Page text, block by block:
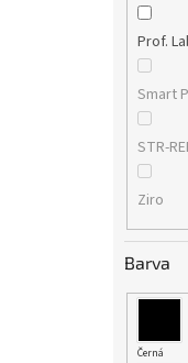
Prof.
Smart
STR-
Ziro
Barva
Černá